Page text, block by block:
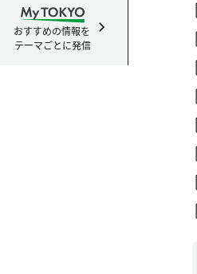
おすすめの情報を
テーマごとに発信